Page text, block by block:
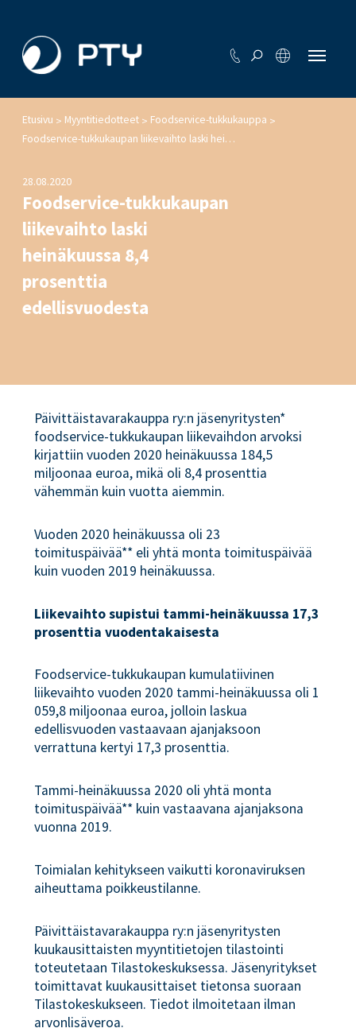
Etusivu > Myyntitiedotteet > Foodservice-tukkukauppa >
Foodservice-tukkukaupan liikevaihto laski heinäkuussa 8,4 prosenttia edellisvuodesta
28.08.2020
Foodservice-tukkukaupan
liikevaihto laski
heinäkuussa 8,4
prosenttia
edellisvuodesta
Päivittäistavarakauppa ry:n jäsenyritysten*
foodservice-tukkukaupan liikevaihdon arvoksi
kirjattiin vuoden 2020 heinäkuussa 184,5
miljoonaa euroa, mikä oli 8,4 prosenttia
vähemmän kuin vuotta aiemmin.
Vuoden 2020 heinäkuussa oli 23
toimituspäivää** eli yhtä monta toimituspäivää
kuin vuoden 2019 heinäkuussa.
Liikevaihto supistui tammi-heinäkuussa 17,3
prosenttia vuodentakaisesta
Foodservice-tukkukaupan kumulatiivinen
liikevaihto vuoden 2020 tammi-heinäkuussa oli 1
059,8 miljoonaa euroa, jolloin laskua
edellisvuoden vastaavaan ajanjaksoon
verrattuna kertyi 17,3 prosenttia.
Tammi-heinäkuussa 2020 oli yhtä monta
toimituspäivää** kuin vastaavana ajanjaksona
vuonna 2019.
Toimialan kehitykseen vaikutti koronaviruksen
aiheuttama poikkeustilanne.
Päivittäistavarakauppa ry:n jäsenyritysten
kuukausittaisten myyntitietojen tilastointi
toteutetaan Tilastokeskuksessa. Jäsenyritykset
toimittavat kuukausittaiset tietonsa suoraan
Tilastokeskukseen. Tiedot ilmoitetaan ilman
arvonlisäveroa.